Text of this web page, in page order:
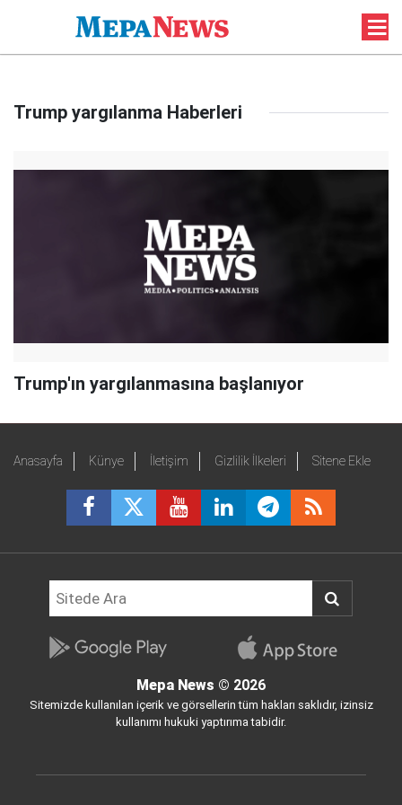
Trump yargılanma Haberleri
Trump'ın yargılanmasına başlanıyor
Anasayfa Künye İletişim Gizlilik İlkeleri Sitene Ekle
Mepa News © 2026
Sitemizde kullanılan içerik ve görsellerin tüm hakları saklıdır, izinsiz
kullanımı hukuki yaptırıma tabidir.